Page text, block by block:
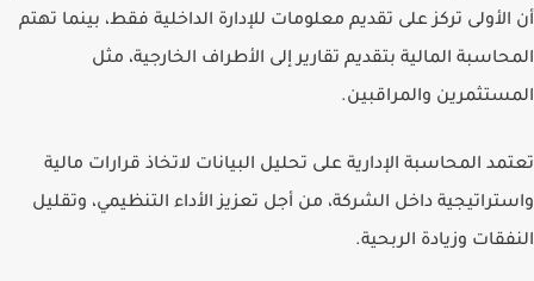
أن الأولى تركز على تقديم معلومات للإدارة الداخلية فقط، بينما تهتم
المحاسبة المالية بتقديم تقارير إلى الأطراف الخارجية، مثل
المستثمرين والمراقبين.
تعتمد المحاسبة الإدارية على تحليل البيانات لاتخاذ قرارات مالية
واستراتيجية داخل الشركة، من أجل تعزيز الأداء التنظيمي، وتقليل
النفقات وزيادة الربحية.